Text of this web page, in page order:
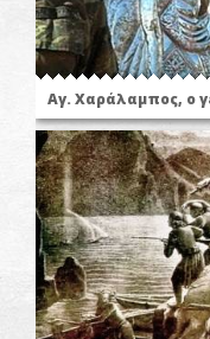
Αγ. Χαράλαμπος, ο